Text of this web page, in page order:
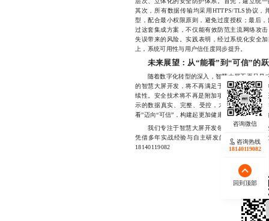
其次，所有数据传输均采用HTTPS/TLS协议
型，配合最小权限原则，避免过度授权；最后
过这套集成方案，不仅能有效防范主流网络攻
失误带来的风险。实践表明，经过系统化安全
上，系统可用性与用户信任度同步提升。
未来展望：从“能看”到“可信”的
随着数字化转型的深入，智慧大屏不再只是“
的智慧大屏开发，将不再满足于功能完备与界
续性。安全技术将不再是附加项，而是贯穿整
示的数据真实、完整、受控，才真正敢于将其
看”迈向“可信”，构建起更加健康、透明、可持续
我们专注于智慧大屏开发领域，致力于为企
凭借多年实战经验与自主研发的技术能力，帮
18140119082
咨询热线
18140119082
回到顶部